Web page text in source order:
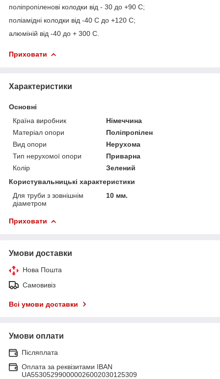
поліпропіленові колодки від - 30 до +90 С;
поліамідні колодки від -40 С до +120 С;
алюміній від -40 до + 300 С.
Приховати
Характеристики
Основні
Країна виробник
Німеччина
Матеріал опори
Поліпропілен
Вид опори
Нерухома
Тип нерухомої опори
Приварна
Колір
Зелений
Користувальницькі характеристики
Для труби з зовнішнім
діаметром
10 мм.
Приховати
Умови доставки
Нова Пошта
Самовивіз
Всі умови доставки
Умови оплати
Післяплата
Оплата за реквізитами IBAN
UA553052990000026002030125309